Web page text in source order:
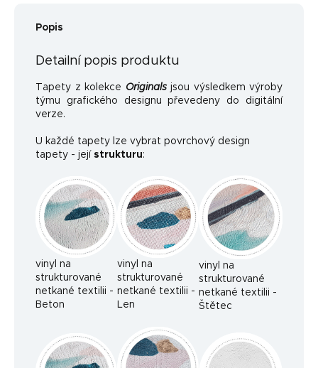
Popis
Detailní popis produktu
Tapety z kolekce Originalsjsou výsledkem výroby
týmu grafického designu převedeny do digitální
verze.
U každé tapety lze vybrat povrchový design
tapety - její strukturu:
vinyl na
strukturované
netkané textilii -
Beton
vinyl na
strukturované
netkané textilii -
Len
vinyl na
strukturované
netkané textilii -
Štětec